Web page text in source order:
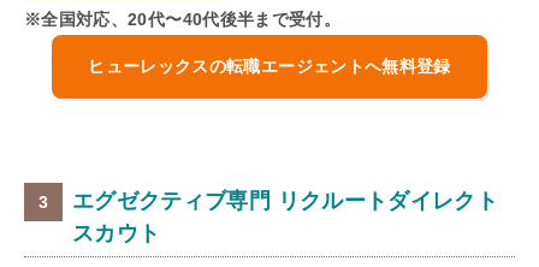
※全国対応、20代〜40代後半まで受付。
ヒューレックスの転職エージェントへ無料登録
エグゼクティブ専門 リクルートダイレクト
スカウト